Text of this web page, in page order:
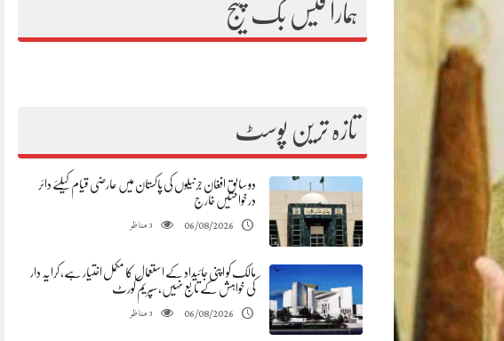
ہمارا فیس بک پیج
تازہ ترین پوسٹ
دو سابق افغان جرنیلوں کی پاکستان میں عارضی قیام کیلئے دائر
درخواستیں خارج
06/08/2026
3مناظر
مالک کو اپنی جائیداد کے استعمال کا مکمل اختیار ہے، کرایہ دار
کی خواہش کے تابع نہیں، سپریم کورٹ
06/08/2026
3مناظر